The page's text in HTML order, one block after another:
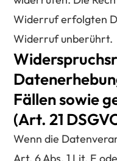
Widerruf erfolgten
Widerruf unberührt.
Fällen sowie
(Art. 21
Wenn die
Art. 6 Abs. 1 Lit. E